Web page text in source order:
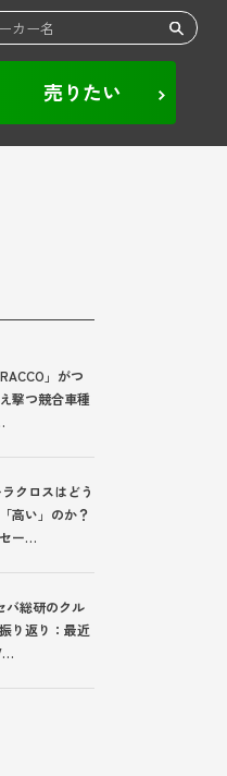
売りたい
」がつ
撃つ競合車種
クロスはどう
高い」のか？
ー…
バ総研のクル
り返り：最近